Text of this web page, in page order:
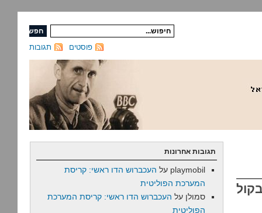
תגובות פוסטים
תגובות אחרונות
playmobil על העכברוש הדו ראשי: קריסת
המערכת הפוליטית
סמולן על העכברוש הדו ראשי: קריסת המערכת
הפוליטית